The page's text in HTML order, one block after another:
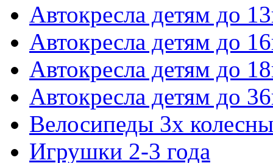
Автокресла детям до
Автокресла детям до
Автокресла детям до
Автокресла детям до
Велосипеды 3х
Игрушки 2-3 года